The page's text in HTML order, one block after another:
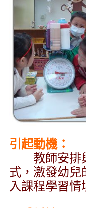
引起動機：
教師安排與
式，激發幼兒
入課程學習情